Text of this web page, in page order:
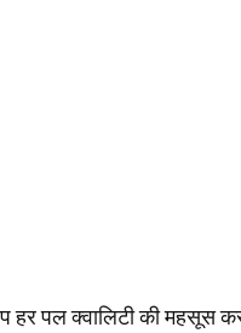
पल क्वालिटी की